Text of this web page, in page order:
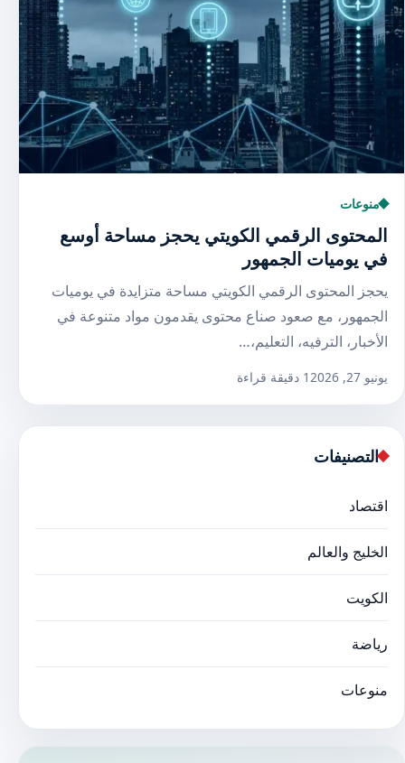
منوعات
المحتوى الرقمي الكويتي يحجز مساحة أوسع
في يوميات الجمهور
يحجز المحتوى الرقمي الكويتي مساحة متزايدة في يوميات
الجمهور، مع صعود صناع محتوى يقدمون مواد متنوعة في
الأخبار، الترفيه، التعليم،…
يونيو 27, 2026 1 دقيقة قراءة
التصنيفات
اقتصاد
الخليج والعالم
الكويت
رياضة
منوعات